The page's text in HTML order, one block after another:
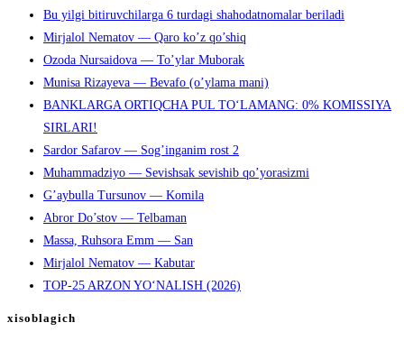
Bu yilgi bitiruvchilarga 6 turdagi shahodatnomalar beriladi
Mirjalol Nematov — Qaro ko’z qo’shiq
Ozoda Nursaidova — To’ylar Muborak
Munisa Rizayeva — Bevafo (o’ylama mani)
BANKLARGA ORTIQCHA PUL TO‘LAMANG: 0% KOMISSIYA
SIRLARI!
Sardor Safarov — Sog’inganim rost 2
Muhammadziyo — Sevishsak sevishib qo’yorasizmi
G’aybulla Tursunov — Komila
Abror Do’stov — Telbaman
Massa, Ruhsora Emm — San
Mirjalol Nematov — Kabutar
TOP-25 ARZON YO‘NALISH (2026)
xisoblagich